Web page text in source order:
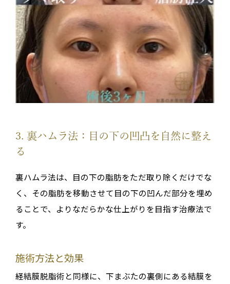
3. 裏ハムラ法：目の下の凹凸を自然に整え
る
裏ハムラ法は、目の下の脂肪をただ取り除くだけでな
く、その脂肪を移動させて目の下の凹んだ部分を埋め
ることで、よりなだらかな仕上がりを目指す治療法で
す。
施術方法と効果
経結膜脱脂術と同様に、下まぶたの裏側にある結膜を